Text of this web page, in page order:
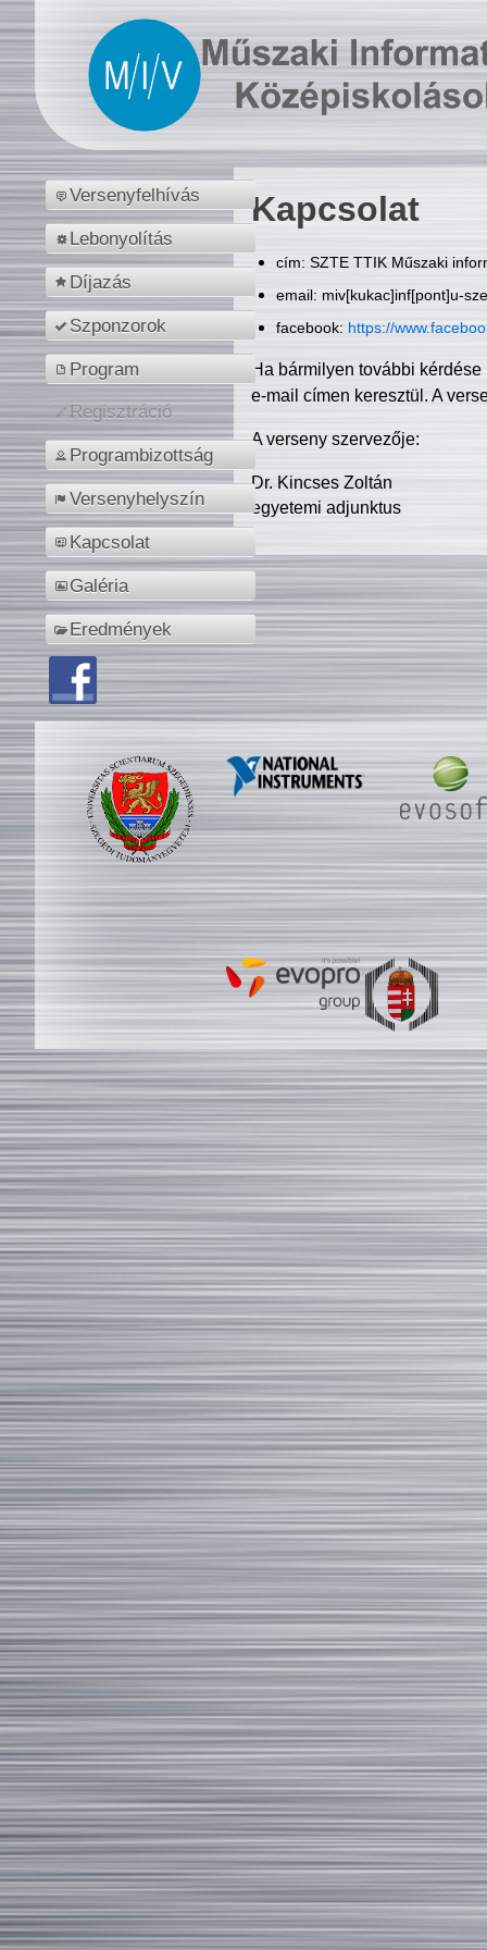
Versenyfelhívás
Lebonyolítás
Díjazás
Szponzorok
Program
Regisztráció
Programbizottság
Versenyhelyszín
Kapcsolat
Galéria
Eredmények
Kapcsolat
cím: SZTE TTIK Műszaki
email: miv[kukac]inf[pont]u-
facebook: https://
Ha bármilyen további
e-mail címen keresztül. A
A verseny szervezője:
Dr. Kincses Zoltán
egyetemi adjunktus